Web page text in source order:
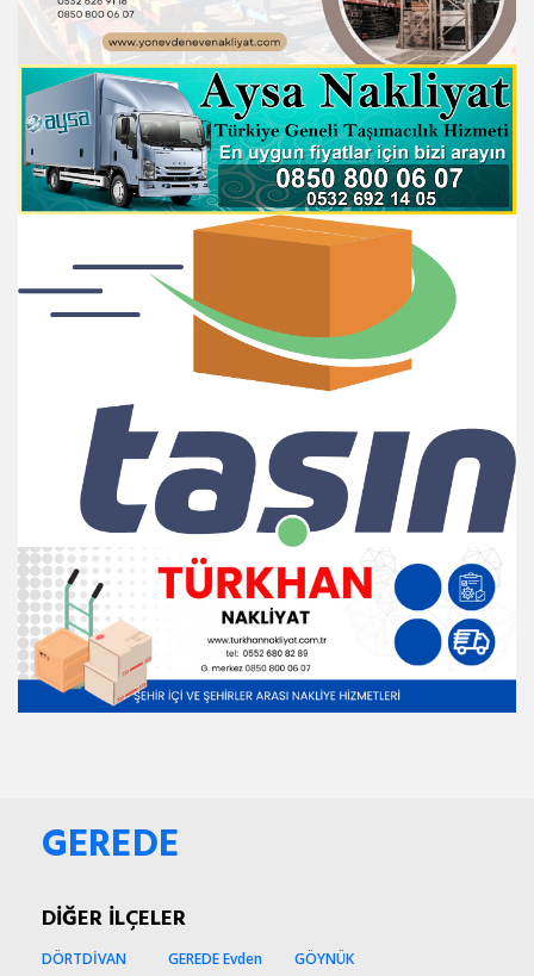
GEREDE
DİĞER İLÇELER
DÖRTDİVAN
GEREDE Evden
GÖYNÜK